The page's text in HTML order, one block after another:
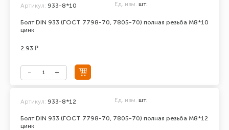
Болт DIN 933 (ГОСТ 7798-70, 7805-70) полная резьба М8*10
цинк
Артикул: 933-8*10 Ед. изм. шт.
2.93 ₽
Болт DIN 933 (ГОСТ 7798-70, 7805-70) полная резьба М8*12
цинк
Артикул: 933-8*12 Ед. изм. шт.